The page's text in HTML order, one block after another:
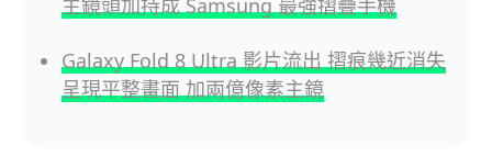
主鏡頭加持成 Samsung 最強摺疊手機
Galaxy Fold 8 Ultra 影片流出 摺痕幾近消失
呈現平整畫面 加兩億像素主鏡